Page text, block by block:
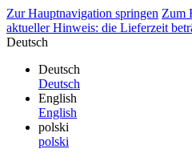
Zur Hauptnavigation springen Zum
aktueller Hinweis: die Lieferzeit
Deutsch
Deutsch
Deutsch
English
English
polski
polski